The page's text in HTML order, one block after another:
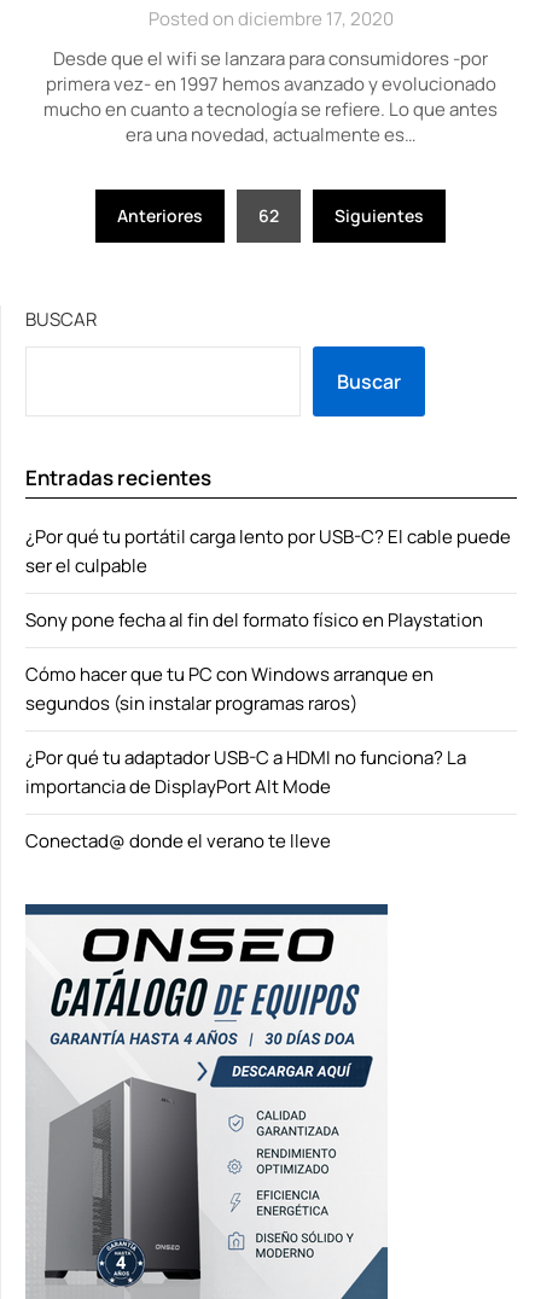
Posted on diciembre 17, 2020
Desde que el wifi se lanzara para consumidores -por
primera vez- en 1997 hemos avanzado y evolucionado
mucho en cuanto a tecnología se refiere. Lo que antes
era una novedad, actualmente es…
PaginaciónAnteriores 62 Siguientes
BUSCAR
Buscar
Entradas recientes
¿Por qué tu portátil carga lento por USB-C? El cable puede
ser el culpable
Sony pone fecha al fin del formato físico en Playstation
Cómo hacer que tu PC con Windows arranque en
segundos (sin instalar programas raros)
¿Por qué tu adaptador USB-C a HDMI no funciona? La
importancia de DisplayPort Alt Mode
Conectad@ donde el verano te lleve